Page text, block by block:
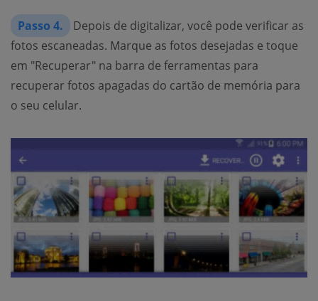
Passo 4.
Depois de digitalizar, você pode verificar as
fotos escaneadas. Marque as fotos desejadas e toque
em "Recuperar" na barra de ferramentas para
recuperar fotos apagadas do cartão de memória para
o seu celular.